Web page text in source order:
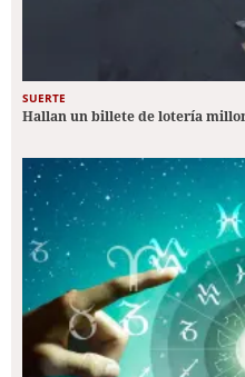
SUERTE
Hallan un billete de lotería